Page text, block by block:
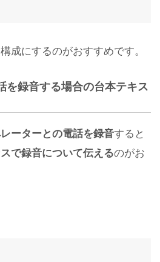
成にするのがおすすめです。
を録音する場合の台本テキス
ーターとの電話を録音すると
で録音について伝えるのがお